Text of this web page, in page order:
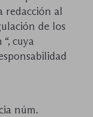
redacción al
de los
cuya
núm.